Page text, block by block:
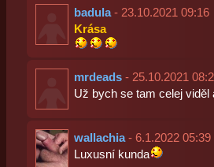
badula- 23.10.2021 09:16
Krása
mrdeads- 25.10.2021
Už bych se tam celej viděl
wallachia- 6.1.2022 05:39
Luxusní kunda